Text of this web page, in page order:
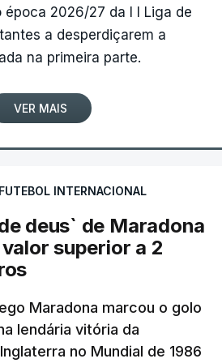
2026/27 da I I Liga de
a desperdiçarem a
na primeira parte.
VER MAIS
FUTEBOL INTERNACIONAL
deus` de Maradona
superior a 2
Maradona marcou o golo
lendária vitória da
no Mundial de 1986